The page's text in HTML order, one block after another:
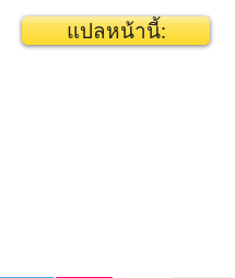
แปลหน้านี้: